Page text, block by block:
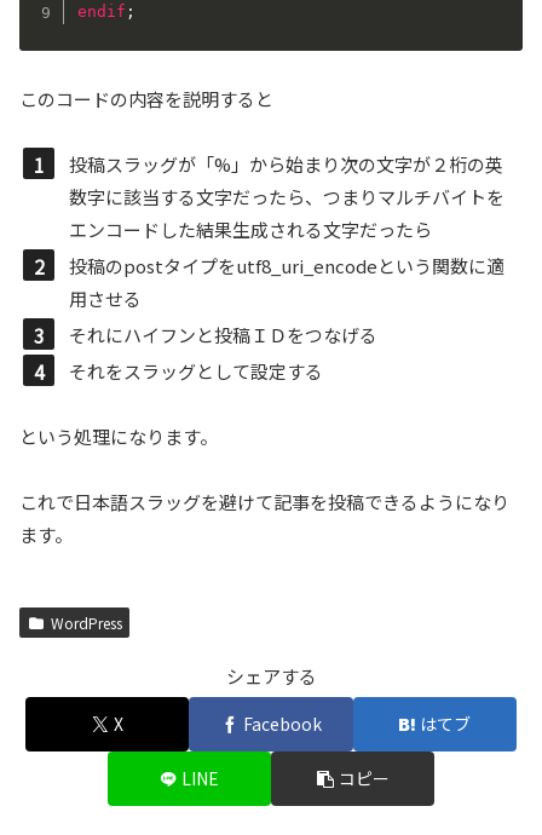
endif ;
このコードの内容を説明すると
投稿スラッグが「%」から始まり次の文字が２桁の英
数字に該当する文字だったら、つまりマルチバイトを
エンコードした結果生成される文字だったら
投稿のpostタイプをutf8_uri_encodeという関数に適
用させる
それにハイフンと投稿ＩＤをつなげる
それをスラッグとして設定する
という処理になります。
これで日本語スラッグを避けて記事を投稿できるようになり
ます。
WordPress
シェアする
X Facebook はてブ
LINE コピー